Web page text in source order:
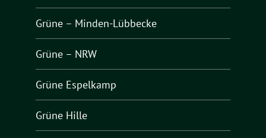
Grüne – Minden-Lübbecke
Grüne – NRW
Grüne Espelkamp
Grüne Hille